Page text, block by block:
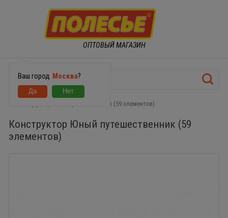
ОПТОВЫЙ МАГАЗИН
Ваш город Москва?
Конструктор Юный путешественник (59 элементов)
Конструктор Юный путешественник (59
элементов)